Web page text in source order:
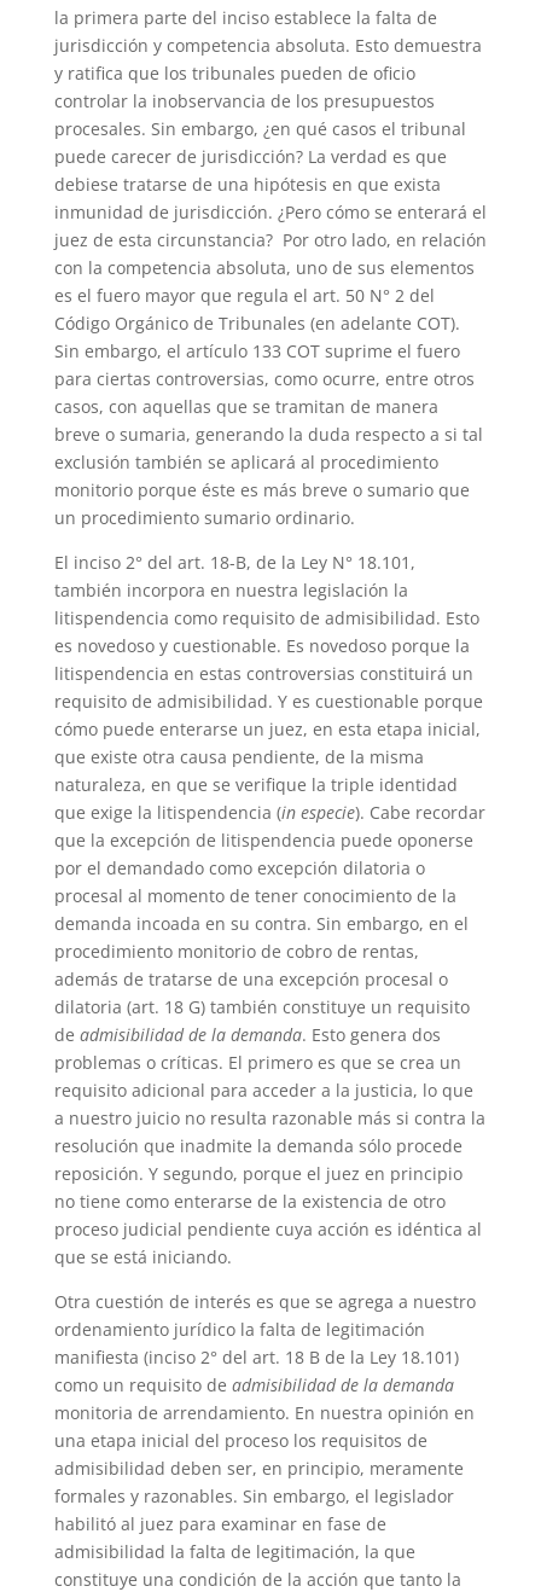
la primera parte del inciso establece la falta de
jurisdicción y competencia absoluta. Esto demuestra
y ratifica que los tribunales pueden de oficio
controlar la inobservancia de los presupuestos
procesales. Sin embargo, ¿en qué casos el tribunal
puede carecer de jurisdicción? La verdad es que
debiese tratarse de una hipótesis en que exista
inmunidad de jurisdicción. ¿Pero cómo se enterará el
juez de esta circunstancia? Por otro lado, en relación
con la competencia absoluta, uno de sus elementos
es el fuero mayor que regula el art. 50 N° 2 del
Código Orgánico de Tribunales (en adelante COT).
Sin embargo, el artículo 133 COT suprime el fuero
para ciertas controversias, como ocurre, entre otros
casos, con aquellas que se tramitan de manera
breve o sumaria, generando la duda respecto a si tal
exclusión también se aplicará al procedimiento
monitorio porque éste es más breve o sumario que
un procedimiento sumario ordinario.
El inciso 2° del art. 18-B, de la Ley N° 18.101,
también incorpora en nuestra legislación la
litispendencia como requisito de admisibilidad. Esto
es novedoso y cuestionable. Es novedoso porque la
litispendencia en estas controversias constituirá un
requisito de admisibilidad. Y es cuestionable porque
cómo puede enterarse un juez, en esta etapa inicial,
que existe otra causa pendiente, de la misma
naturaleza, en que se verifique la triple identidad
que exige la litispendencia (in especie). Cabe recordar
que la excepción de litispendencia puede oponerse
por el demandado como excepción dilatoria o
procesal al momento de tener conocimiento de la
demanda incoada en su contra. Sin embargo, en el
procedimiento monitorio de cobro de rentas,
además de tratarse de una excepción procesal o
dilatoria (art. 18 G) también constituye un requisito
de admisibilidad de la demanda. Esto genera dos
problemas o críticas. El primero es que se crea un
requisito adicional para acceder a la justicia, lo que
a nuestro juicio no resulta razonable más si contra la
resolución que inadmite la demanda sólo procede
reposición. Y segundo, porque el juez en principio
no tiene como enterarse de la existencia de otro
proceso judicial pendiente cuya acción es idéntica al
que se está iniciando.
Otra cuestión de interés es que se agrega a nuestro
ordenamiento jurídico la falta de legitimación
manifiesta (inciso 2° del art. 18 B de la Ley 18.101)
como un requisito de admisibilidad de la demanda
monitoria de arrendamiento. En nuestra opinión en
una etapa inicial del proceso los requisitos de
admisibilidad deben ser, en principio, meramente
formales y razonables. Sin embargo, el legislador
habilitó al juez para examinar en fase de
admisibilidad la falta de legitimación, la que
constituye una condición de la acción que tanto la